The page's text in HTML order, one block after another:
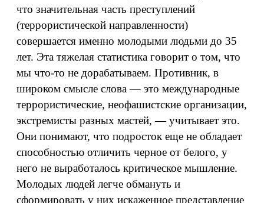
что значительная часть преступлений
(террористической направленности)
совершается именно молодыми людьми до 35
лет. Эта тяжелая статистика говорит о том, что
мы что-то не дорабатываем. Противник, в
широком смысле слова — это международные
террористические, неофашистские организации,
экстремисты разных мастей, — учитывает это.
Они понимают, что подросток еще не обладает
способностью отличить черное от белого, у
него не выработалось критическое мышление.
Молодых людей легче обмануть и
сформировать у них искаженное представление